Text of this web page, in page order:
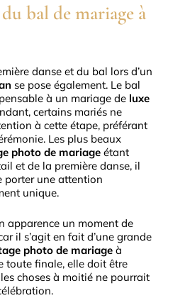
bal de mariage à
danse et du bal lors d’un
se pose également. Le bal
à un mariage de luxe
certains mariés ne
à cette étape, préférant
Les plus beaux
photo de mariageétant
et de la première danse, il
porter une attention
unique.
apparence un moment de
il s’agit en fait d’une grande
photo de mariageà
toute finale, elle doit être
choses à moitié ne pourrait